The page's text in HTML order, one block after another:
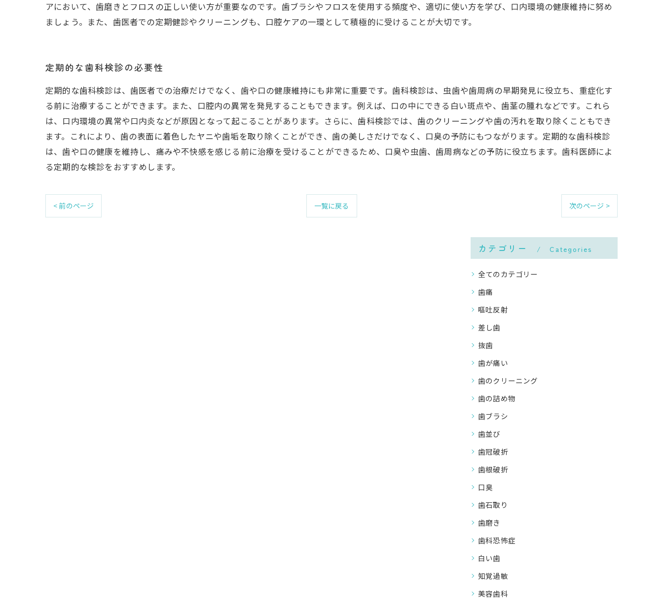
アにおいて、歯磨きとフロスの正しい使い方が重要なのです。歯ブラシやフロスを使用する頻度や、適切に使い方を学び、口内環境の健康維持に努め
ましょう。また、歯医者での定期健診やクリーニングも、口腔ケアの一環として積極的に受けることが大切です。
定期的な歯科検診の必要性
定期的な歯科検診は、歯医者での治療だけでなく、歯や口の健康維持にも非常に重要です。歯科検診は、虫歯や歯周病の早期発見に役立ち、重症化す
る前に治療することができます。また、口腔内の異常を発見することもできます。例えば、口の中にできる白い斑点や、歯茎の腫れなどです。これら
は、口内環境の異常や口内炎などが原因となって起こることがあります。さらに、歯科検診では、歯のクリーニングや歯の汚れを取り除くこともでき
ます。これにより、歯の表面に着色したヤニや歯垢を取り除くことができ、歯の美しさだけでなく、口臭の予防にもつながります。定期的な歯科検診
は、歯や口の健康を維持し、痛みや不快感を感じる前に治療を受けることができるため、口臭や虫歯、歯周病などの予防に役立ちます。歯科医師によ
る定期的な検診をおすすめします。
< 前のページ 一覧に戻る 次のページ >
カテゴリー Categories
全てのカテゴリー
歯痛
嘔吐反射
差し歯
抜歯
歯が痛い
歯のクリーニング
歯の詰め物
歯ブラシ
歯並び
歯冠破折
歯根破折
口臭
歯石取り
歯磨き
歯科恐怖症
白い歯
知覚過敏
美容歯科